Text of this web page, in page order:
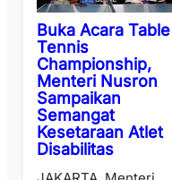
Buka Acara Table
Tennis
Championship,
Menteri Nusron
Sampaikan
Semangat
Kesetaraan Atlet
Disabilitas